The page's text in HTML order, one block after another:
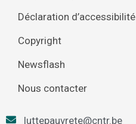
Déclaration d’accessibilité
Copyright
Newsflash
Nous contacter
luttepauvrete@cntr.be